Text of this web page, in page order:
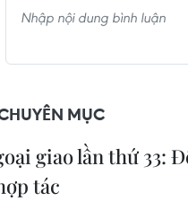
MỤC
giao lần thứ 33:
tác